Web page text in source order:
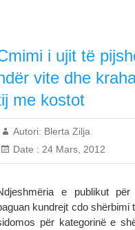
i ujit të
vite dhe
me kostot
Autori: Blerta Zilja
Date : 24 Mars, 2012
e publikut
kundrejt cdo shërbimi
për kategorinë e